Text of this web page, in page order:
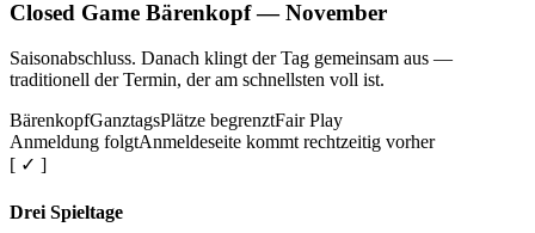
Closed Game Bärenkopf — November
Saisonabschluss. Danach klingt der Tag gemeinsam aus —
traditionell der Termin, der am schnellsten voll ist.
BärenkopfGanztagsPlätze begrenztFair Play
Anmeldung folgtAnmeldeseite kommt rechtzeitig vorher
[ ✓ ]
Drei Spieltage